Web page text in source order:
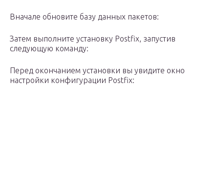
Вначале обновите базу данных пакетов:
Затем выполните установку Postfix, запустив
следующую команду:
Перед окончанием установки вы увидите окно
настройки конфигурации Postfix: